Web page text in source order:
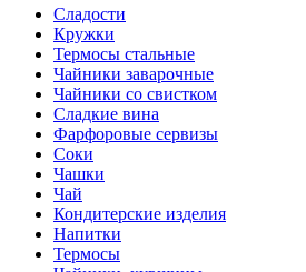
Сладости
Кружки
Термосы стальные
Чайники заварочные
Чайники со свистком
Сладкие вина
Фарфоровые сервизы
Соки
Чашки
Чай
Кондитерские изделия
Напитки
Термосы